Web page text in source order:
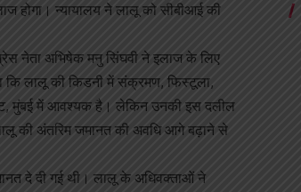
होगा। न्यायालय ने लालू को सीबीआई की
नेता अभिषेक मनु सिंघवी ने इलाज के लिए
कि लालू की किडनी में संक्रमण, फिस्टूला,
मुंबई में आवश्यक है। लेकिन उनकी इस दलील
की अंतरिम जमानत की अवधि आगे बढ़ाने से
दे दी गई थी। लालू के अधिवक्ताओं ने